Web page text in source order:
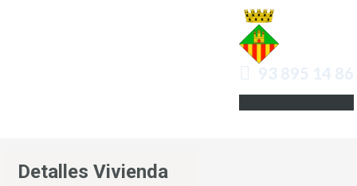
93 895 14 86
Detalles Vivienda